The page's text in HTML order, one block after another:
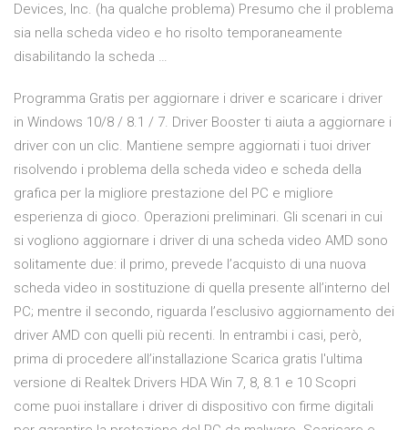
Devices, Inc. (ha qualche problema) Presumo che il problema
sia nella scheda video e ho risolto temporaneamente
disabilitando la scheda …
Programma Gratis per aggiornare i driver e scaricare i driver
in Windows 10/8 / 8.1 / 7. Driver Booster ti aiuta a aggiornare i
driver con un clic. Mantiene sempre aggiornati i tuoi driver
risolvendo i problema della scheda video e scheda della
grafica per la migliore prestazione del PC e migliore
esperienza di gioco. Operazioni preliminari. Gli scenari in cui
si vogliono aggiornare i driver di una scheda video AMD sono
solitamente due: il primo, prevede l’acquisto di una nuova
scheda video in sostituzione di quella presente all’interno del
PC; mentre il secondo, riguarda l’esclusivo aggiornamento dei
driver AMD con quelli più recenti. In entrambi i casi, però,
prima di procedere all’installazione Scarica gratis l'ultima
versione di Realtek Drivers HDA Win 7, 8, 8.1 e 10 Scopri
come puoi installare i driver di dispositivo con firme digitali